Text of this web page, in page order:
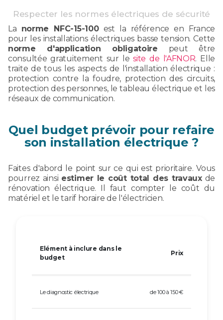
Respecter les normes électriques de sécurité
La norme NFC-15-100est la référence en France
pour les installations électriques basse tension. Cette
norme d'application obligatoire peut être
consultée gratuitement sur lesite de l'AFNOR. Elle
traite de tous les aspects de l'installation électrique :
protection contre la foudre, protection des circuits,
protection des personnes, le tableau électrique et les
réseaux de communication.
Quel budget prévoir pour refaire
son installation électrique ?
Faites d'abord le point sur ce qui est prioritaire. Vous
pourrez ainsi estimer le coût total des travauxde
rénovation électrique. Il faut compter le coût du
matériel et le tarif horaire de l'électricien.
Elément à inclure dans le
budget
Prix
Le diagnostic électrique de 100 à 150 €